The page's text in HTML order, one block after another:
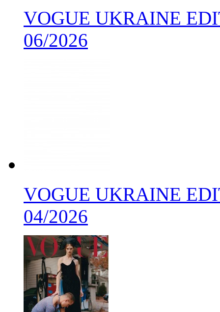
VOGUE UKRAINE
06/2026
VOGUE UKRAINE
04/2026